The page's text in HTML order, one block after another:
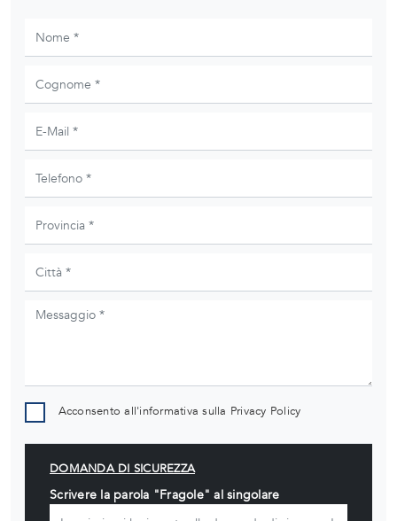
Acconsento all'informativa sulla Privacy Policy
DOMANDA DI SICUREZZA
Scrivere la parola "Fragole" al singolare